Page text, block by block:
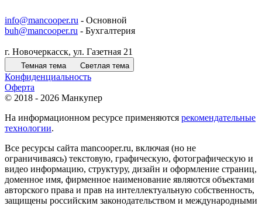
info@mancooper.ru - Основной
buh@mancooper.ru - Бухгалтерия
г. Новочеркасск, ул. Газетная 21
Темная тема Светлая тема
Конфиденциальность
Оферта
© 2018 - 2026 Манкупер
На информационном ресурсе применяются рекомендательные
технологии.
Все ресурсы сайта mancooper.ru, включая (но не
ограничиваясь) текстовую, графическую, фотографическую и
видео информацию, структуру, дизайн и оформление страниц,
доменное имя, фирменное наименование являются объектами
авторского права и прав на интеллектуальную собственность,
защищены российским законодательством и международными